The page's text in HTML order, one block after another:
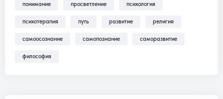
понимание просветление психология
психотерапия путь развитие религия
самоосознание самопознание саморазвитие
философия